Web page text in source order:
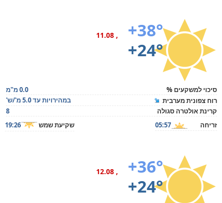
+38°
+24°
, 11.08
סיכוי למשקעים %
0.0 מ"מ
רוח צפונית מערבית
במהירויות עד 5.0 מ'/ש'
קרינת אולטרה סגולה
8
זריחה
05:57 שקיעת שמש 19:26
+36°
+24°
, 12.08